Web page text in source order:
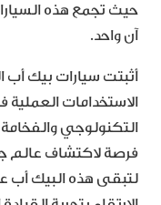
حيث تجمع هذه
آن واحد.
أثبتت سيارات بيك أب
الاستخدامات
التكنولوجي
فرصة لاكتشاف عالم
لتبقى هذه البيك أب